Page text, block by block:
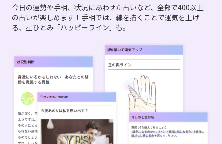
今日の運勢や手相、状況にあわせた占いなど、全部で400以上
の占いが楽しめます！手相では、線を描くことで運気を上げ
る、星ひとみ「ハッピーライン」も。